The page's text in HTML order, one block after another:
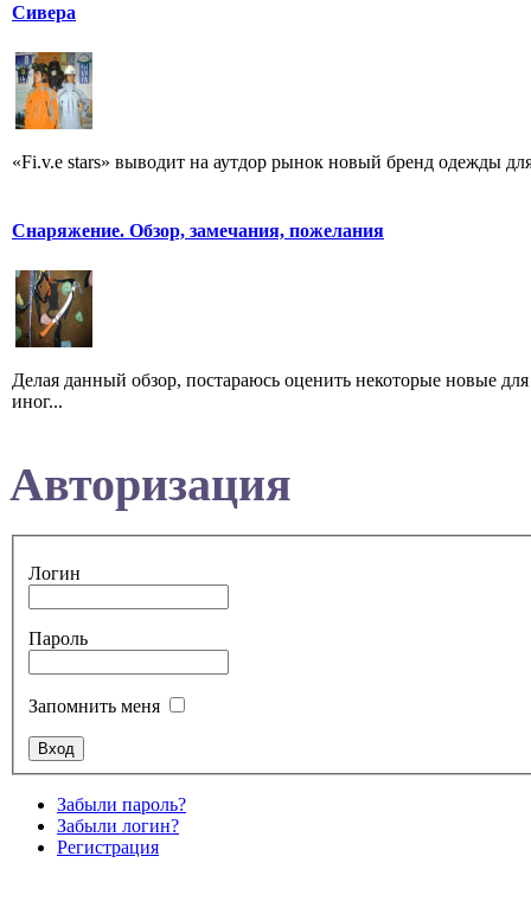
Сивера
«Fi.v.e stars» выводит на аутдор рынок новый бренд одежды
Снаряжение. Обзор, замечания, пожелания
Делая данный обзор, постараюсь оценить некоторые новые
иног...
Авторизация
Логин
Пароль
Запомнить меня
Забыли пароль?
Забыли логин?
Регистрация